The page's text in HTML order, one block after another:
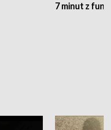
7 minut z